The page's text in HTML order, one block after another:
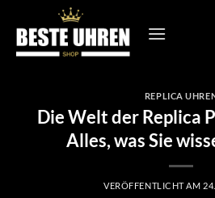
Inhalt
springen
REPLICA
Die Welt der Replica
Alles, was Sie
VERÖFFENTLICHT AM